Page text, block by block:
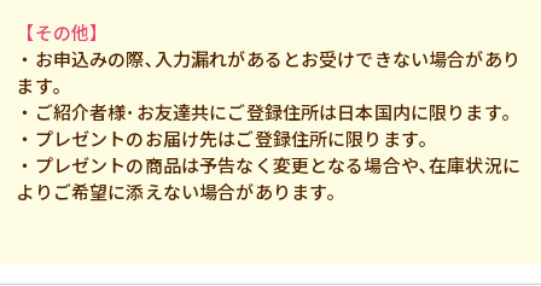
【その他】
・お申込みの際､入力漏れがあるとお受けできない場合があり
ます｡
・ご紹介者様･お友達共にご登録住所は日本国内に限ります｡
・プレゼントのお届け先はご登録住所に限ります｡
・プレゼントの商品は予告なく変更となる場合や､在庫状況に
よりご希望に添えない場合があります｡